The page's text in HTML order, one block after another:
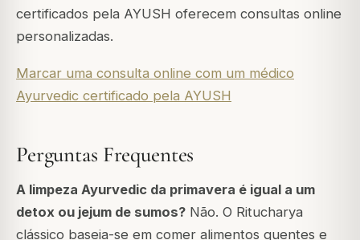
certificados pela AYUSH oferecem consultas online
personalizadas.
Marcar uma consulta online com um médico
Ayurvedic certificado pela AYUSH
Perguntas Frequentes
A limpeza Ayurvedic da primavera é igual a um
detox ou jejum de sumos? Não. O Ritucharya
clássico baseia-se em comer alimentos quentes e